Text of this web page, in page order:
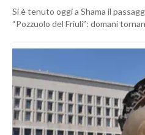
Si è tenuto oggi a Shama il
“Pozzuolo del Friuli”: domani